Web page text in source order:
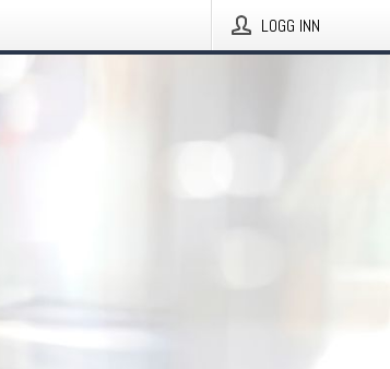
LOGG INN